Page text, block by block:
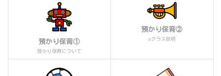
預かり保育①
預かり保育について
預かり保育②
αクラス説明